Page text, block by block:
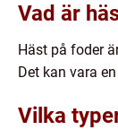
Vad är
Häst på foder
Det kan vara
Vilka